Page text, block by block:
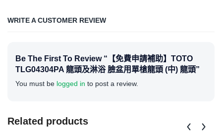
WRITE A CUSTOMER REVIEW
Be The First To Review “【免費申請補助】TOTO
TLG04304PA 龍頭及淋浴 臉盆用單槍龍頭 (中) 龍頭”
You must be logged in to post a review.
Related products